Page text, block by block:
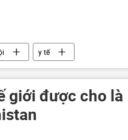
y tế
giới được cho là